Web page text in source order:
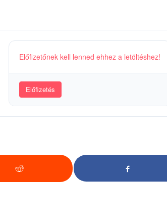
Előfizetőnek kell lenned ehhez a letöltéshez!
Előfizetés